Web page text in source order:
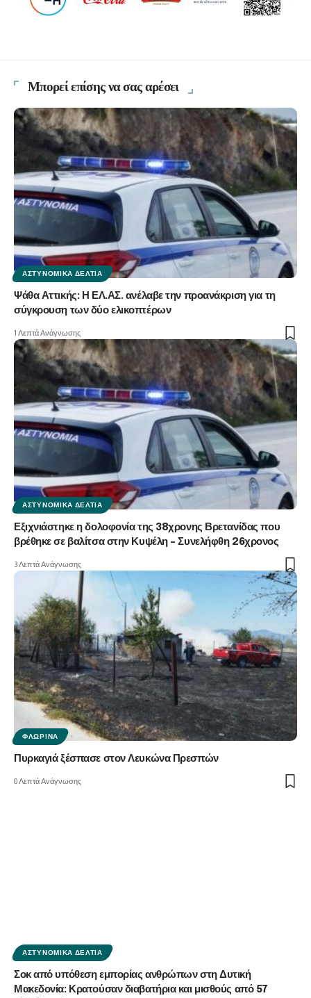
Μπορεί επίσης να σας αρέσει
ΑΣΤΥΝΟΜΙΚΆ ΔΕΛΤΊΑ
Ψάθα Αττικής: Η ΕΛ.ΑΣ. ανέλαβε την προανάκριση για τη
σύγκρουση των δύο ελικοπτέρων
1 Λεπτά Ανάγνωσης
ΑΣΤΥΝΟΜΙΚΆ ΔΕΛΤΊΑ
Εξιχνιάστηκε η δολοφονία της 38χρονης Βρετανίδας που
βρέθηκε σε βαλίτσα στην Κυψέλη – Συνελήφθη 26χρονος
3 Λεπτά Ανάγνωσης
ΦΛΏΡΙΝΑ
Πυρκαγιά ξέσπασε στον Λευκώνα Πρεσπών
0 Λεπτά Ανάγνωσης
ΑΣΤΥΝΟΜΙΚΆ ΔΕΛΤΊΑ
Σοκ από υπόθεση εμπορίας ανθρώπων στη Δυτική
Μακεδονία: Κρατούσαν διαβατήρια και μισθούς από 57